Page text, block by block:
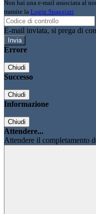
Non hai una e-mail associata al
tramite la Login Spaggiari
E-mail inviata, si prega di
Errore
Chiudi
Successo
Chiudi
Informazione
Chiudi
Attendere...
Attendere il completamento